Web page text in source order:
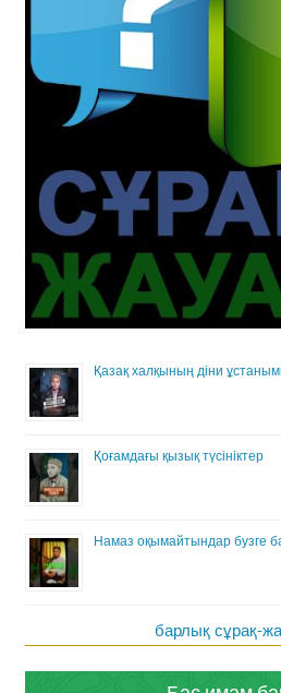
Қазақ халқының діни
Қоғамдағы қызық түсініктер
Намаз оқымайтындар бузге
барлық сұрақ-